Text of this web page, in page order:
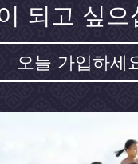
되고 싶으
오늘 가입하세